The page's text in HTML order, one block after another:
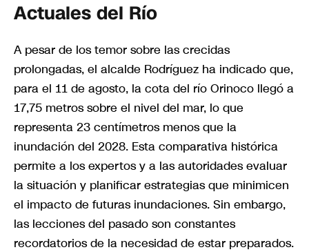
Actuales del Río
A pesar de los temor sobre las crecidas
prolongadas, el alcalde Rodríguez ha indicado que,
para el 11 de agosto, la cota del río Orinoco llegó a
17,75 metros sobre el nivel del mar, lo que
representa 23 centímetros menos que la
inundación del 2028. Esta comparativa histórica
permite a los expertos y a las autoridades evaluar
la situación y planificar estrategias que minimicen
el impacto de futuras inundaciones. Sin embargo,
las lecciones del pasado son constantes
recordatorios de la necesidad de estar preparados.